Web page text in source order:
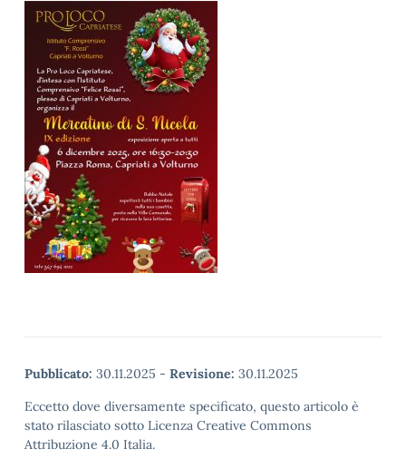
Pubblicato: 30.11.2025 - Revisione: 30.11.2025
Eccetto dove diversamente specificato, questo articolo è
stato rilasciato sotto Licenza Creative Commons
Attribuzione 4.0 Italia.